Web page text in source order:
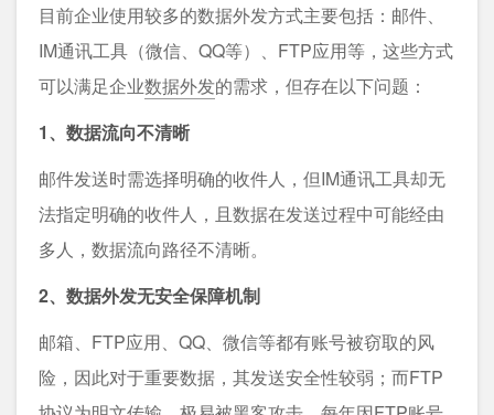
目前企业使用较多的数据外发方式主要包括：邮件、
IM通讯工具（微信、QQ等）、FTP应用等，这些方式
可以满足企业数据外发的需求，但存在以下问题：
1、数据流向不清晰
邮件发送时需选择明确的收件人，但IM通讯工具却无
法指定明确的收件人，且数据在发送过程中可能经由
多人，数据流向路径不清晰。
2、数据外发无安全保障机制
邮箱、FTP应用、QQ、微信等都有账号被窃取的风
险，因此对于重要数据，其发送安全性较弱；而FTP